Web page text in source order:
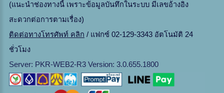
(แนะนำช่องทางนี้ เพราะข้อมูลบันทึกในระบบ มีเลขอ้างอิง
สะดวกต่อการตามเรื่อง)
ติดต่อทางโทรศัพท์ คลิก / แฟกซ์ 02-129-3343 อัตโนมัติ 24
ชั่วโมง
Server: PKR-WEB2-R3 Version: 3.0.655.1800